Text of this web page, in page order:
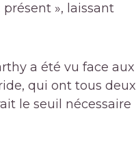
», laissant
a été vu face aux
qui ont tous deux
le seuil nécessaire